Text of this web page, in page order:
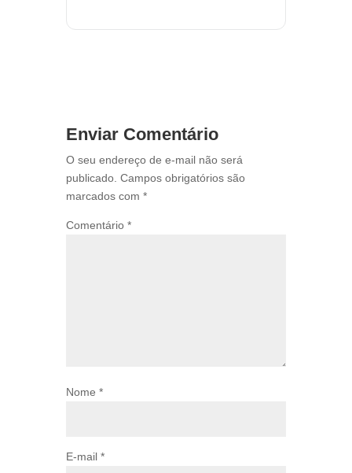
Enviar Comentário
O seu endereço de e-mail não será
publicado. Campos obrigatórios são
marcados com *
Comentário *
Nome *
E-mail *